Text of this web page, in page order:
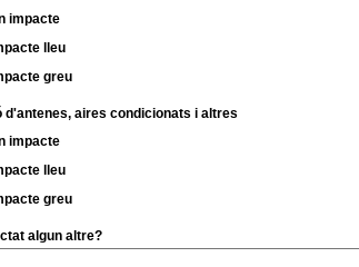
impacte
lleu
greu
d'antenes, aires condicionats i altres
impacte
lleu
greu
algun altre?